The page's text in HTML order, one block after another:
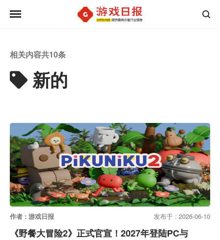
相关内容共10条
新的
作者 : 游戏日报 发布于 : 2026-06-10
《野餐大冒险2》正式官宣！2027年登陆PC与